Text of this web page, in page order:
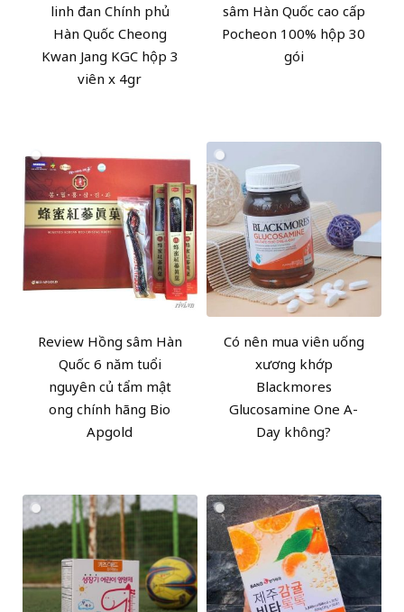
linh đan Chính phủ
Hàn Quốc Cheong
Kwan Jang KGC hộp 3
viên x 4gr
sâm Hàn Quốc cao cấp
Pocheon 100% hộp 30
gói
Review Hồng sâm Hàn
Quốc 6 năm tuổi
nguyên củ tẩm mật
ong chính hãng Bio
Apgold
Có nên mua viên uống
xương khớp
Blackmores
Glucosamine One A-
Day không?